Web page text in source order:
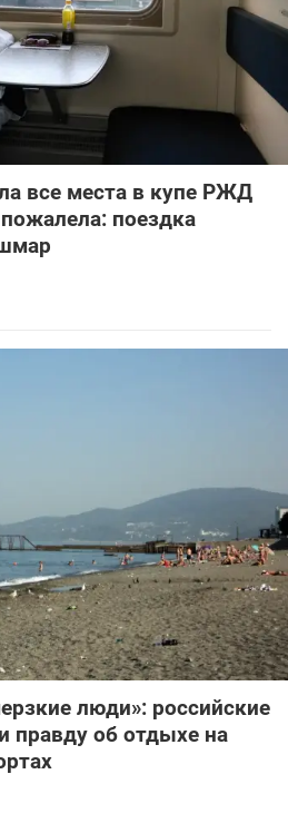
все места в купе РЖД
поездка
люди»: российские
правду об отдыхе на